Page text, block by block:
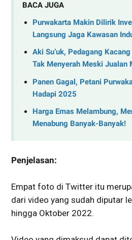
BACA JUGA
Purwakarta Makin Dilirik
Langsung Jaga Kawasan
Aki Su’uk, Pedagang
Tak Menyerah Meski Jualan
Panen Gagal, Petani
Hadapi 2025
Harga Emas Melambung,
Menabung Banyak-Banyak!
Penjelasan:
Empat foto di Twitter itu
dari video yang sudah diputar
hingga Oktober 2022.